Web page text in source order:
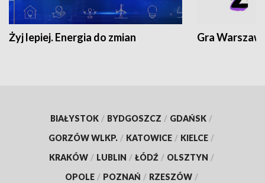
Żyj lepiej. Energia do zmian Gra
BIAŁYSTOK / BYDGOSZCZ / GDAŃSK /
GORZÓW WLKP. / KATOWICE / KIELCE /
KRAKÓW / LUBLIN / ŁÓDŹ / OLSZTYN /
OPOLE / POZNAŃ / RZESZÓW /